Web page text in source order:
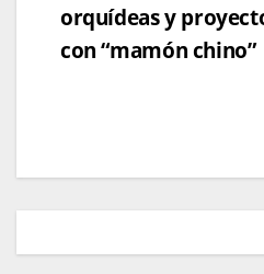
orquídeas y
con “mamón chino”